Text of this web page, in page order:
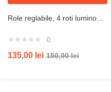
0
135,00 lei 150,00lei